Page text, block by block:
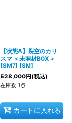
【状態A】裂空のカリ
スマ ＜未開封BOX＞
[SM7] [SM]
528,000円(税込)
在庫数 1点
カートに入れる